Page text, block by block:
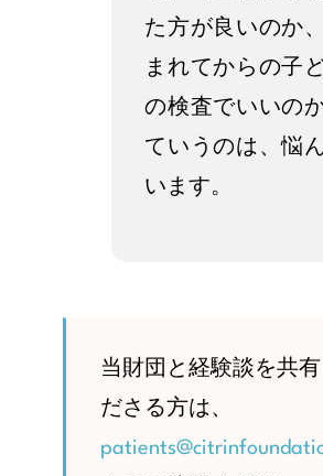
た方が良いのか
まれてからの子
の検査でいいの
ていうのは、悩
います。
当財団と経験談を共有
ださる方は、